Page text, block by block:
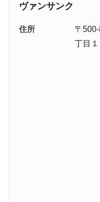
ヴァンサンク
住所
〒
丁目１